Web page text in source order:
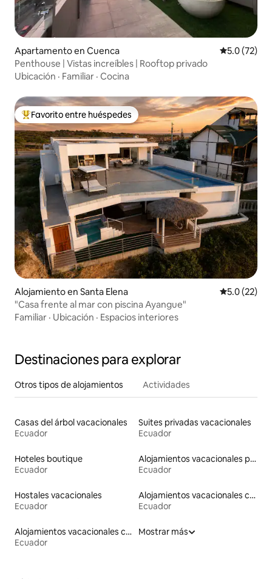
Apartamento en Cuenca Calificación
5.0 (72)
Penthouse | Vistas increíbles | Rooftop privado
Ubicación · Familiar · Cocina
Favorito entre huéspedes preferido
Favorito entre huéspedes
Alojamiento en Santa Elena Calificación
5.0 (22)
"Casa frente al mar con piscina Ayangue"
Familiar · Ubicación · Espacios interiores
Destinaciones para explorar
Otros tipos de alojamientos Actividades
Casas del árbol vacacionales
Ecuador
Suites privadas vacacionales
Ecuador
Hoteles boutique
Ecuador
Alojamientos vacacionales para familias
Ecuador
Hostales vacacionales
Ecuador
Alojamientos vacacionales con piscina
Ecuador
Alojamientos vacacionales con entrada y salida de pistas de esquí
Ecuador
Mostrar más